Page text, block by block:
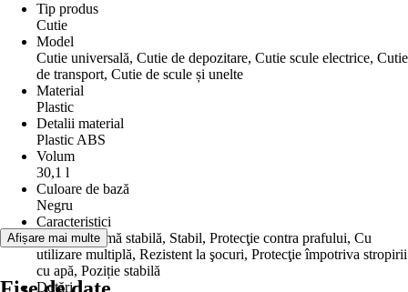
Tip produs
Cutie
Model
Cutie universală, Cutie de depozitare, Cutie scule electrice, Cutie
de transport, Cutie de scule și unelte
Material
Plastic
Detalii material
Plastic ABS
Volum
30,1 l
Culoare de bază
Negru
Caracteristici
Robust, Formă stabilă, Stabil, Protecţie contra prafului, Cu
utilizare multiplă, Rezistent la şocuri, Protecţie împotriva stropirii
cu apă, Poziție stabilă
Dotări
Afișare mai multe